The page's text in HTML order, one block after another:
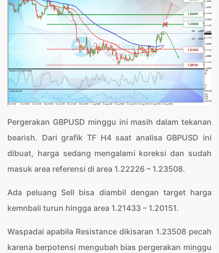
Pergerakan GBPUSD minggu ini masih dalam tekanan
bearish. Dari grafik TF H4 saat analisa GBPUSD ini
dibuat, harga sedang mengalami koreksi dan sudah
masuk area referensi di area 1.22226 – 1.23508.
Ada peluang Sell bisa diambil dengan target harga
kemnbali turun hingga area 1.21433 – 1.20151.
Waspadai apabila Resistance dikisaran 1.23508 pecah
karena berpotensi mengubah bias pergerakan minggu